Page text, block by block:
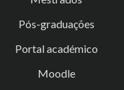
Pós-graduações
Portal académico
Moodle